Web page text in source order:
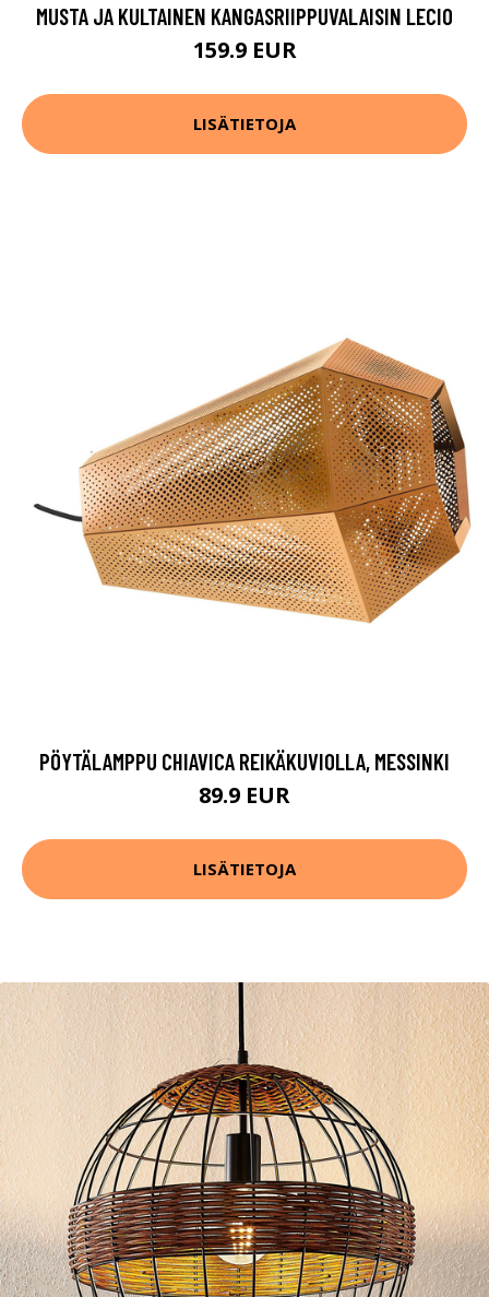
MUSTA JA KULTAINEN KANGASRIIPPUVALAISIN LECIO
159.9 EUR
LISÄTIETOJA
PÖYTÄLAMPPU CHIAVICA REIKÄKUVIOLLA, MESSINKI
89.9 EUR
LISÄTIETOJA